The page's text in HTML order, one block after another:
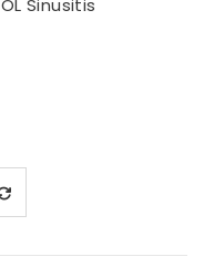
Sinusitis